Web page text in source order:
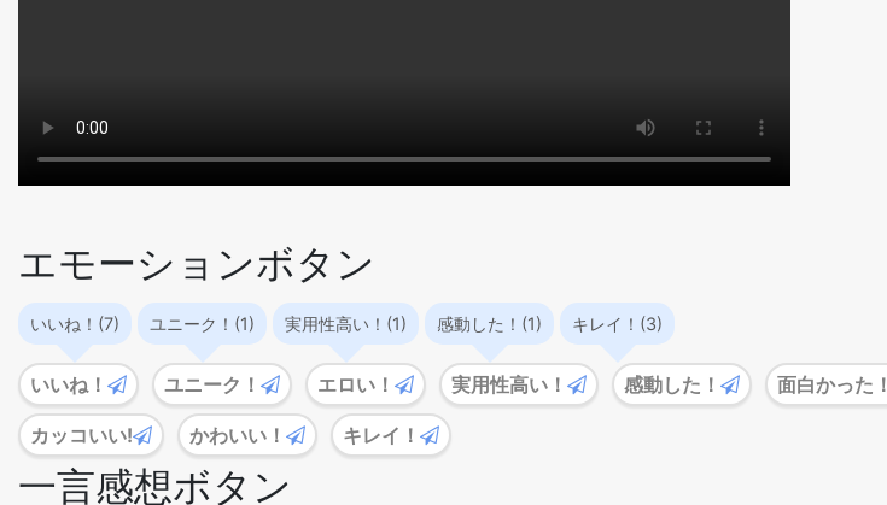
エモーションボタン
いいね！(7) ユニーク！(1) 実用性高い！(1) 感動した！(1) キレイ！(3)
いいね！ ユニーク！ エロい！ 実用性高い！ 感動した！ 面白かった！
カッコいい! かわいい！ キレイ！
一言感想ボタン